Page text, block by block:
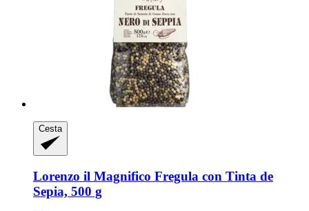
Cesta
Lorenzo il Magnifico Fregula con Tinta de
Sepia, 500 g